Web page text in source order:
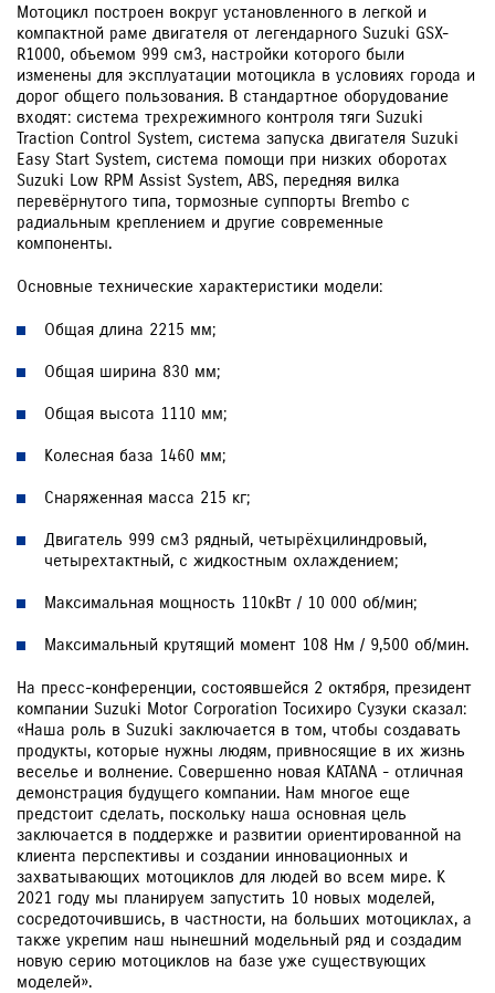
Мотоцикл построен вокруг установленного в легкой и
компактной раме двигателя от легендарного Suzuki GSX-
R1000, объемом 999 см3, настройки которого были
изменены для эксплуатации мотоцикла в условиях города и
дорог общего пользования. В стандартное оборудование
входят: система трехрежимного контроля тяги Suzuki
Traction Control System, система запуска двигателя Suzuki
Easy Start System, система помощи при низких оборотах
Suzuki Low RPM Assist System, ABS, передняя вилка
перевёрнутого типа, тормозные суппорты Brembo с
радиальным креплением и другие современные
компоненты.
Основные технические характеристики модели:
Общая длина 2215 мм;
Общая ширина 830 мм;
Общая высота 1110 мм;
Колесная база 1460 мм;
Снаряженная масса 215 кг;
Двигатель 999 см3 рядный, четырёхцилиндровый,
четырехтактный, с жидкостным охлаждением;
Максимальная мощность 110кВт / 10 000 об/мин;
Максимальный крутящий момент 108 Нм / 9,500 об/мин.
На пресс-конференции, состоявшейся 2 октября, президент
компании Suzuki Motor Corporation Тосихиро Сузуки сказал:
«Наша роль в Suzuki заключается в том, чтобы создавать
продукты, которые нужны людям, привносящие в их жизнь
веселье и волнение. Совершенно новая KATANA - отличная
демонстрация будущего компании. Нам многое еще
предстоит сделать, поскольку наша основная цель
заключается в поддержке и развитии ориентированной на
клиента перспективы и создании инновационных и
захватывающих мотоциклов для людей во всем мире. К
2021 году мы планируем запустить 10 новых моделей,
сосредоточившись, в частности, на больших мотоциклах, а
также укрепим наш нынешний модельный ряд и создадим
новую серию мотоциклов на базе уже существующих
моделей».